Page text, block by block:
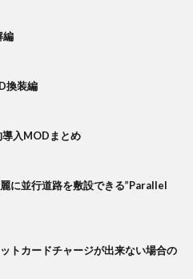
編
換装編
入MODまとめ
に並行道路を敷設できる”Parallel
トカードチャージが出来ない場合の